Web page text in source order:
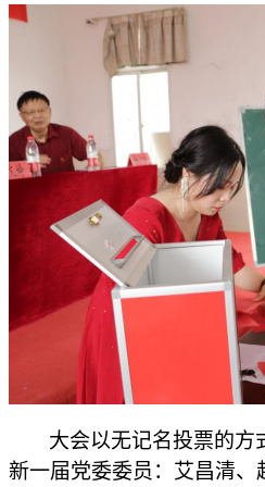
大会以无记名投票的方
新一届党委委员：艾昌清、